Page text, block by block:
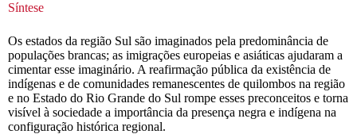
Síntese
Os estados da região Sul são imaginados pela predominância de
populações brancas; as imigrações europeias e asiáticas ajudaram a
cimentar esse imaginário. A reafirmação pública da existência de
indígenas e de comunidades remanescentes de quilombos na região
e no Estado do Rio Grande do Sul rompe esses preconceitos e torna
visível à sociedade a importância da presença negra e indígena na
configuração histórica regional.